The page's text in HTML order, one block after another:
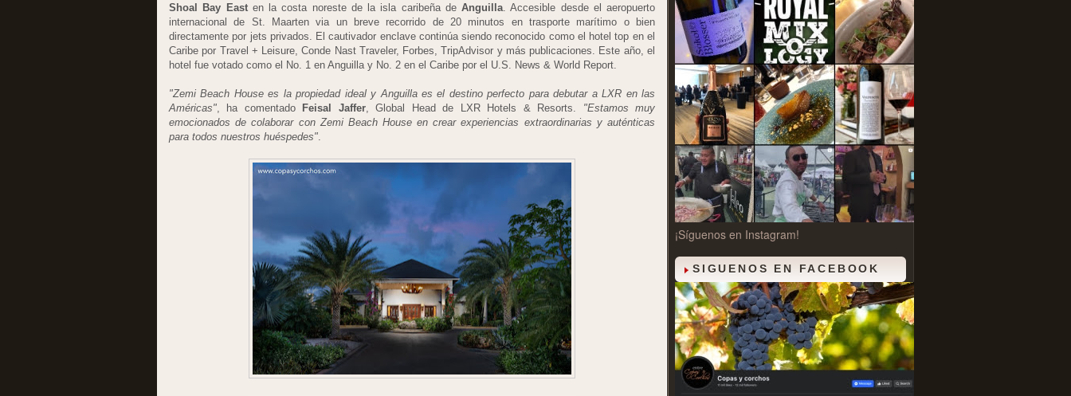
Shoal Bay Easten la costa noreste de la isla caribeña de Anguilla. Accesible desde el aeropuerto
internacional de St. Maarten via un breve recorrido de 20 minutos en trasporte marítimo o bien
directamente por jets privados. El cautivador enclave continúa siendo reconocido como el hotel top en el
Caribe por Travel + Leisure, Conde Nast Traveler, Forbes, TripAdvisor y más publicaciones. Este año, el
hotel fue votado como el No. 1 en Anguilla y No. 2 en el Caribe por el U.S. News & World Report.
"Zemi Beach House es la propiedad ideal y Anguilla es el destino perfecto para debutar a LXR en las
Américas", ha comentado Feisal Jaffer, Global Head de LXR Hotels & Resorts. "Estamos muy
emocionados de colaborar con Zemi Beach House en crear experiencias extraordinarias y auténticas
para todos nuestros huéspedes".
¡Síguenos en Instagram!
SIGUENOS EN FACEBOOK